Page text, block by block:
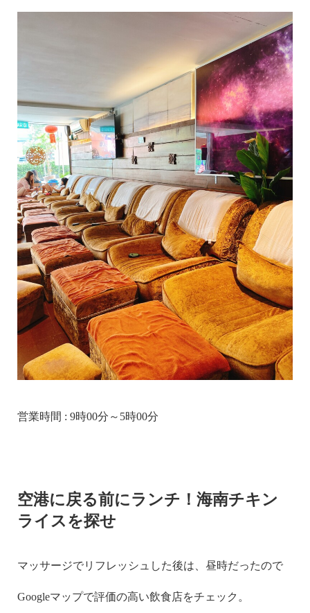
営業時間 : 9時00分～5時00分
空港に戻る前にランチ！海南チキン
ライスを探せ
マッサージでリフレッシュした後は、昼時だったので
Googleマップで評価の高い飲食店をチェック。